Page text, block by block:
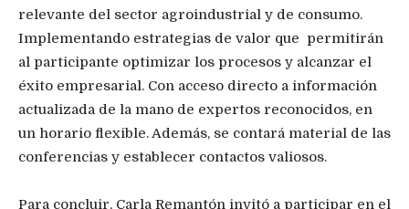
relevante del sector agroindustrial y de consumo.
Implementando estrategias de valor que permitirán
al participante optimizar los procesos y alcanzar el
éxito empresarial. Con acceso directo a información
actualizada de la mano de expertos reconocidos, en
un horario flexible. Además, se contará material de las
conferencias y establecer contactos valiosos.
Para concluir, Carla Remantón invitó a participar en el